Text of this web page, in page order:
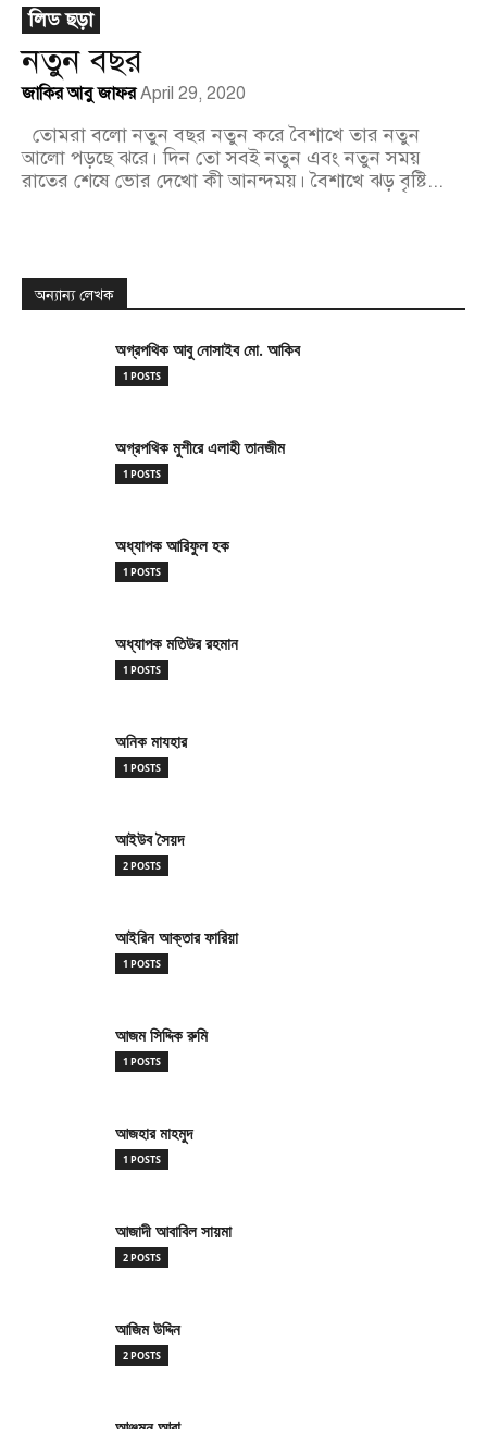
লিড ছড়া
নতুন বছর
জাকির আবু জাফর April 29, 2020
আলো পড়ছে ঝরে। দিন তো সবই নতুন এবং নতুন সময়
রাতের শেষে ভোর দেখো কী আনন্দময়। বৈশাখে ঝড় বৃষ্টি...
অন্যান্য লেখক
অগ্রপথিক আবু নোসাইব মো. আকিব
1 POSTS
অগ্রপথিক মুশীরে এলাহী তানজীম
1 POSTS
অধ্যাপক আরিফুল হক
1 POSTS
অধ্যাপক মতিউর রহমান
1 POSTS
অনিক মাযহার
1 POSTS
আইউব সৈয়দ
2 POSTS
আইরিন আক্তার ফারিয়া
1 POSTS
আজম সিদ্দিক রুমি
1 POSTS
আজহার মাহমুদ
1 POSTS
আজাদী আবাবিল সায়মা
2 POSTS
আজিম উদ্দিন
2 POSTS